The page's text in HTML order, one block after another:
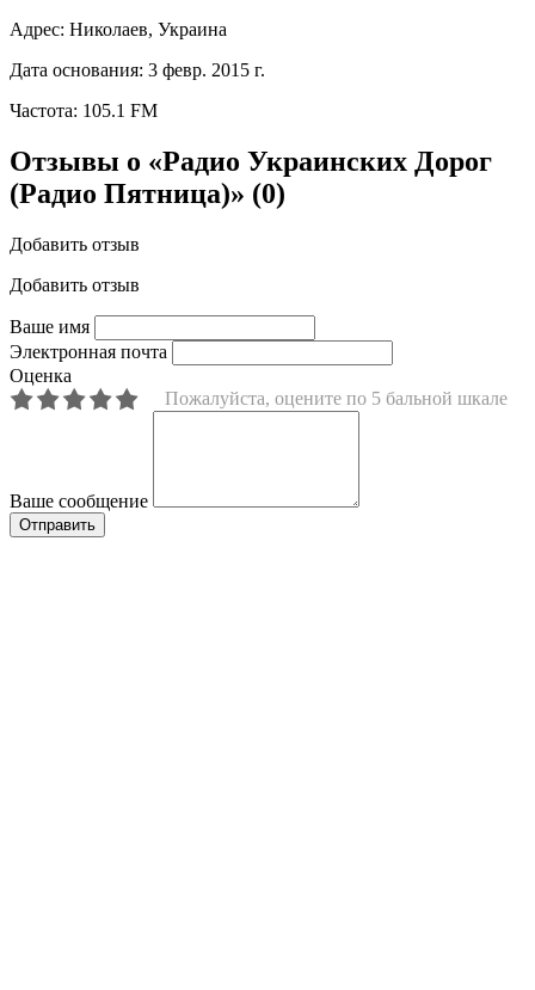
Адрес: Николаев, Украина
Дата основания: 3 февр. 2015 г.
Частота: 105.1 FM
Отзывы о «Радио Украинских Дорог
(Радио Пятница)» (0)
Добавить отзыв
Добавить отзыв
Ваше имя
Электронная почта
Оценка
Пожалуйста, оцените по 5 бальной шкале
Ваше сообщение